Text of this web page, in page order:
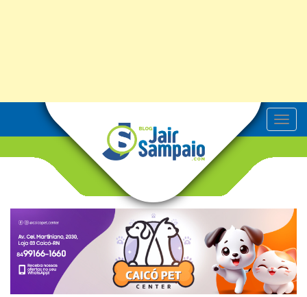
T
o
v
g
t
i
o
n